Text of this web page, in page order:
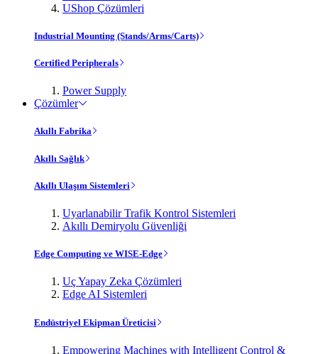
UShop Çözümleri
Industrial Mounting (Stands/Arms/Carts)
Certified Peripherals
Power Supply
Çözümler
Akıllı Fabrika
Akıllı Sağlık
Akıllı Ulaşım Sistemleri
Uyarlanabilir Trafik Kontrol Sistemleri
Akıllı Demiryolu Güvenliği
Edge Computing ve WISE-Edge
Uç Yapay Zeka Çözümleri
Edge AI Sistemleri
Endüstriyel Ekipman Üreticisi
Empowering Machines with Intelligent Control &